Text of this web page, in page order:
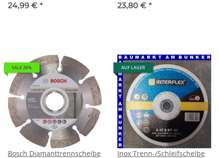
24,99 € *
23,80 € *
SALE 26%
Bosch Diamanttrennscheibe
AUF LAGER
Inox Trenn-/Schleifscheibe